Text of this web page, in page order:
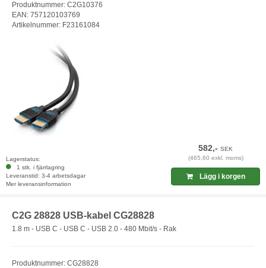
Produktnummer: C2G10376
EAN: 757120103769
Artikelnummer: F23161084
Lagerstatus:
1 stk. i fjärrlagring
Leveranstid: 3-4 arbetsdagar
Mer leveransinformation
582,-SEK
(465,60 exkl. moms)
Lägg i korgen
C2G 28828 USB-kabel CG28828
1.8 m - USB C - USB C - USB 2.0 - 480 Mbit/s - Rak
Produktnummer: CG28828